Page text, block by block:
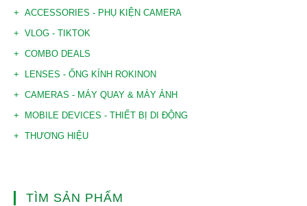
ACCESSORIES - PHỤ KIỆN CAMERA
VLOG - TIKTOK
COMBO DEALS
LENSES - ỐNG KÍNH ROKINON
CAMERAS - MÁY QUAY & MÁY ẢNH
MOBILE DEVICES - THIẾT BỊ DI ĐỘNG
THƯƠNG HIỆU
TÌM SẢN PHẨM